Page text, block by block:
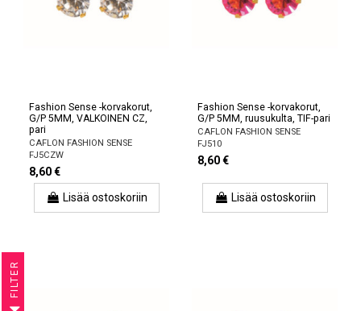
Fashion Sense -korvakorut,
G/P 5MM, VALKOINEN CZ,
pari
CAFLON FASHION SENSE
FJ5CZW
8,60 €
Lisää ostoskoriin
Fashion Sense -korvakorut,
G/P 5MM, ruusukulta, TIF-pari
CAFLON FASHION SENSE
FJ510
8,60 €
Lisää ostoskoriin
R